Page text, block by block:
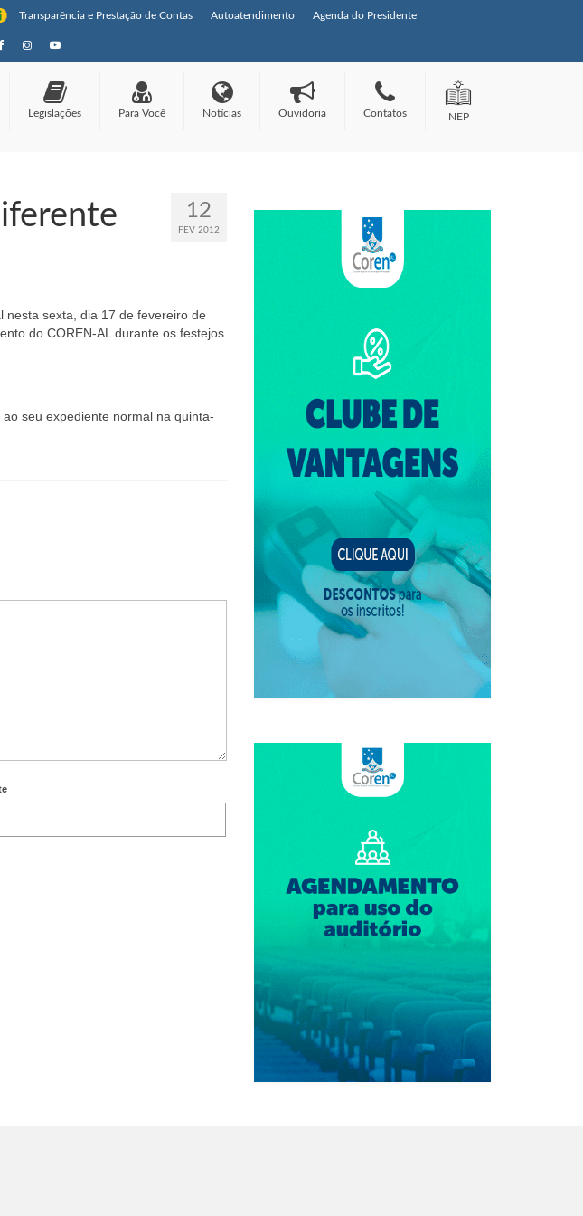
Transparência e Prestação de Contas Autoatendimento Agenda do Presidente
Legislações Para Você Notícias Ouvidoria Contatos NEP
12
FEV 2012
nesta sexta, dia 17 de fevereiro de
do COREN-AL durante os festejos
seu expediente normal na quinta-